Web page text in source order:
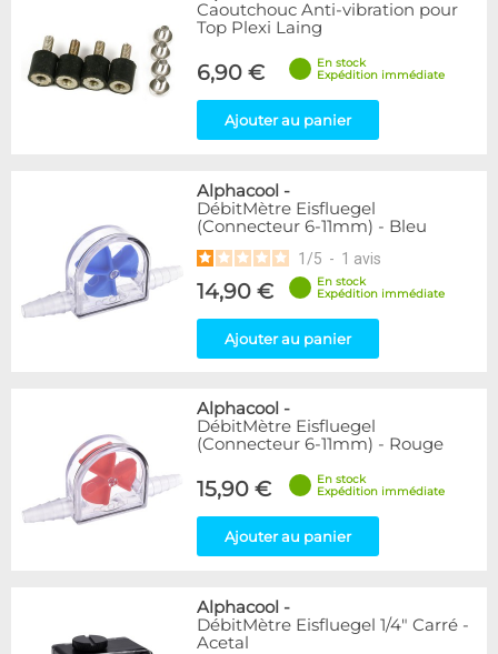
Articles en promotions
Appliquer
Caoutchouc Anti-vibration pour
Top Plexi Laing
6,90 €
En stock
Expédition immédiate
Ajouter au panier
Alphacool -
DébitMètre Eisfluegel
(Connecteur 6-11mm) - Bleu
1 /5 - 1 avis
14,90 €
En stock
Expédition immédiate
Ajouter au panier
Alphacool -
DébitMètre Eisfluegel
(Connecteur 6-11mm) - Rouge
15,90 €
En stock
Expédition immédiate
Ajouter au panier
Alphacool -
DébitMètre Eisfluegel 1/4" Carré -
Acetal